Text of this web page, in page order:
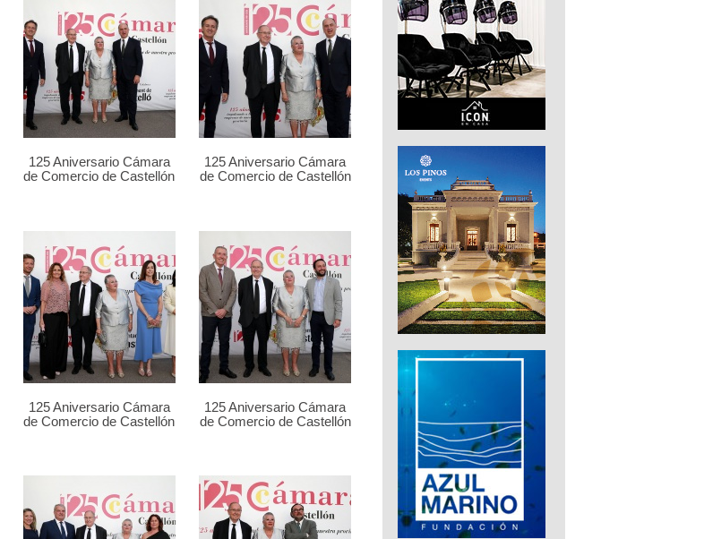
125 Aniversario Cámara
de Comercio de Castellón
125 Aniversario Cámara
de Comercio de Castellón
125 Aniversario Cámara
de Comercio de Castellón
125 Aniversario Cámara
de Comercio de Castellón